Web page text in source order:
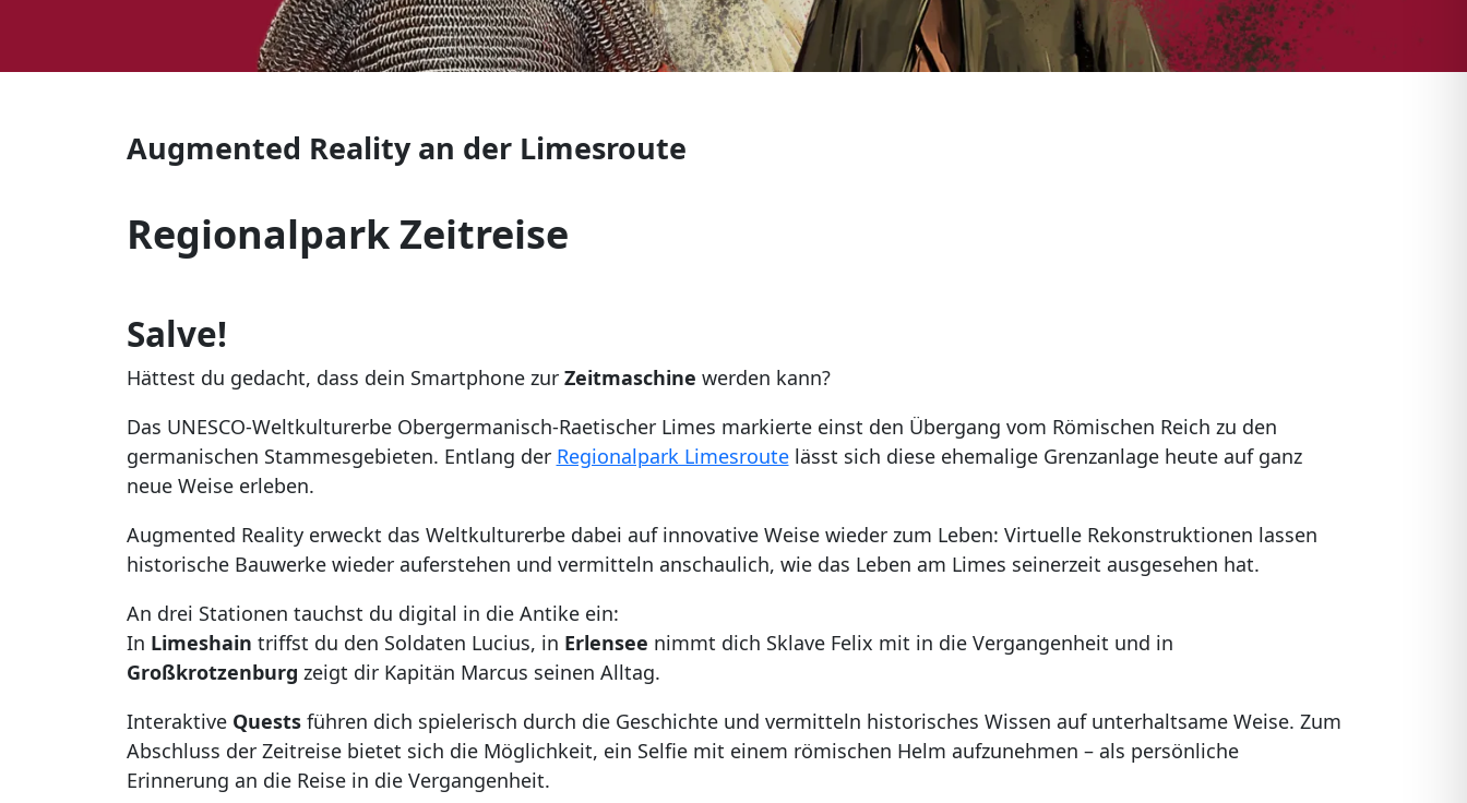
Augmented Reality an der Limesroute
Regionalpark Zeitreise
Salve!
Hättest du gedacht, dass dein Smartphone zur Zeitmaschine werden kann?
Das UNESCO-Weltkulturerbe Obergermanisch-Raetischer Limes markierte einst den Übergang vom Römischen Reich zu den
germanischen Stammesgebieten. Entlang der Regionalpark Limesroutelässt sich diese ehemalige Grenzanlage heute auf ganz
neue Weise erleben.
Augmented Reality erweckt das Weltkulturerbe dabei auf innovative Weise wieder zum Leben: Virtuelle Rekonstruktionen lassen
historische Bauwerke wieder auferstehen und vermitteln anschaulich, wie das Leben am Limes seinerzeit ausgesehen hat.
An drei Stationen tauchst du digital in die Antike ein:
In Limeshain triffst du den Soldaten Lucius, in Erlensee nimmt dich Sklave Felix mit in die Vergangenheit und in
Großkrotzenburg zeigt dir Kapitän Marcus seinen Alltag.
Interaktive Quests führen dich spielerisch durch die Geschichte und vermitteln historisches Wissen auf unterhaltsame Weise. Zum
Abschluss der Zeitreise bietet sich die Möglichkeit, ein Selfie mit einem römischen Helm aufzunehmen – als persönliche
Erinnerung an die Reise in die Vergangenheit.